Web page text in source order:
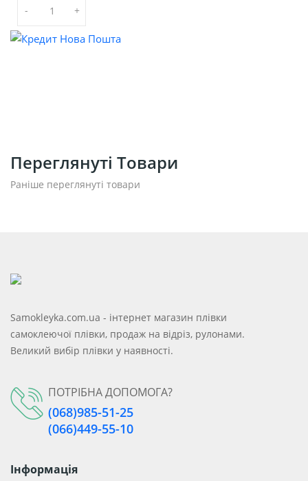
- +
Переглянуті Товари
Раніше переглянуті товари
Samokleyka.com.ua - інтернет магазин плівки
самоклеючої плівки, продаж на відріз, рулонами.
Великий вибір плівки у наявності.
ПОТРІБНА ДОПОМОГА?
(068)985-51-25
(066)449-55-10
Інформація